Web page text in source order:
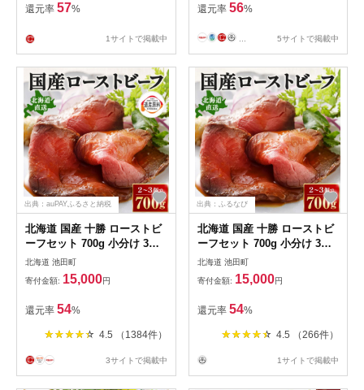
還元率 57%
1サイトで掲載中
還元率 56%
5サイトで掲載中
出典：auPAYふるさと納税
北海道 国産 十勝 ローストビ
ーフセット 700g 小分け 3パ
ック 冷蔵 国産牛 ローストビ
ーフ お中元 お歳暮 ギフト 贈
答 無添加 ローストビーフ タ
北海道 池田町
寄付金額: 15,000円
還元率 54%
4.5 （1384件）
3サイトで掲載中
出典：ふるなび
北海道 国産 十勝 ローストビ
ーフセット 700g 小分け 3パ
ック 冷蔵 国産牛 ローストビ
ーフ 無添加 タレ付き おせち
北海道 池田町
寄付金額: 15,000円
還元率 54%
4.5 （266件）
1サイトで掲載中